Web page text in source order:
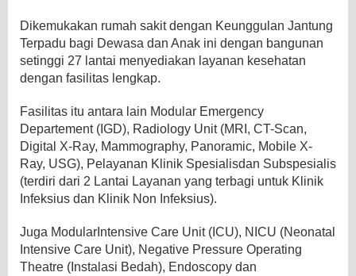
Dikemukakan rumah sakit dengan Keunggulan Jantung
Terpadu bagi Dewasa dan Anak ini dengan bangunan
setinggi 27 lantai menyediakan layanan kesehatan
dengan fasilitas lengkap.
Fasilitas itu antara lain Modular Emergency
Departement (IGD), Radiology Unit (MRI, CT-Scan,
Digital X-Ray, Mammography, Panoramic, Mobile X-
Ray, USG), Pelayanan Klinik Spesialisdan Subspesialis
(terdiri dari 2 Lantai Layanan yang terbagi untuk Klinik
Infeksius dan Klinik Non Infeksius).
Juga ModularIntensive Care Unit (ICU), NICU (Neonatal
Intensive Care Unit), Negative Pressure Operating
Theatre (Instalasi Bedah), Endoscopy dan